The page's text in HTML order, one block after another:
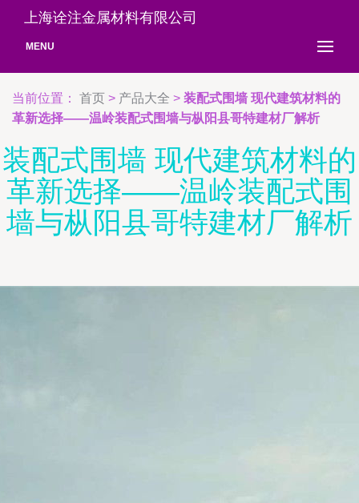
上海诠注金属材料有限公司
MENU
当前位置： 首页 > 产品大全 > 装配式围墙 现代建筑材料的
革新选择——温岭装配式围墙与枞阳县哥特建材厂解析
装配式围墙 现代建筑材料的
革新选择——温岭装配式围
墙与枞阳县哥特建材厂解析